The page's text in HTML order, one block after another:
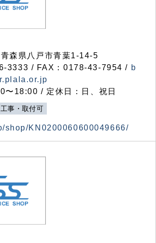
森県八戸市青葉1-14-5
3333 / FAX：0178-43-7954 / b
〜18:00 / 定休日：日、祝日
工事・取付可
shop/KN0200060600049666/